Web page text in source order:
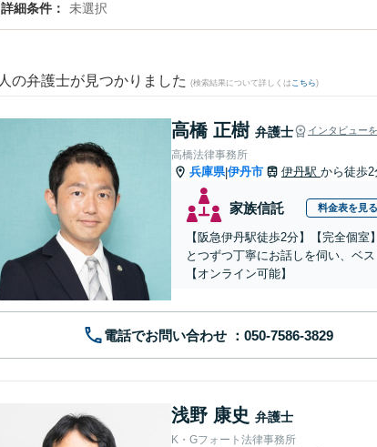
詳細条件 未選択
人の弁護士が見つかりました (検索結果について詳しくは こちら)
高橋 正樹 弁護士 インタビュー
高橋法律事務所
兵庫県|伊丹市 伊丹駅 から徒歩2
家族信託 料金表を見る
【阪急伊丹駅徒歩2分】【完全個
とつずつ丁寧にお話しを伺い、ベ
【オンライン可能】
電話でお問い合わせ
浅野 康史 弁護士
K・Gフォート法律事務所